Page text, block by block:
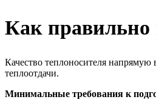
Как правильно
Качество теплоносителя
теплоотдачи.
Минимальные требования к